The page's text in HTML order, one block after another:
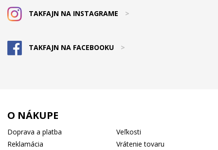
TAKFAJN NA INSTAGRAME >
TAKFAJN NA FACEBOOKU >
O NÁKUPE
Doprava a platba
Veľkosti
Reklamácia
Vrátenie tovaru